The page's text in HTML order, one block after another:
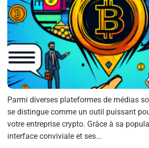
Parmi diverses plateformes de médias
se distingue comme un outil puissant
votre entreprise crypto. Grâce à sa
interface conviviale et ses...